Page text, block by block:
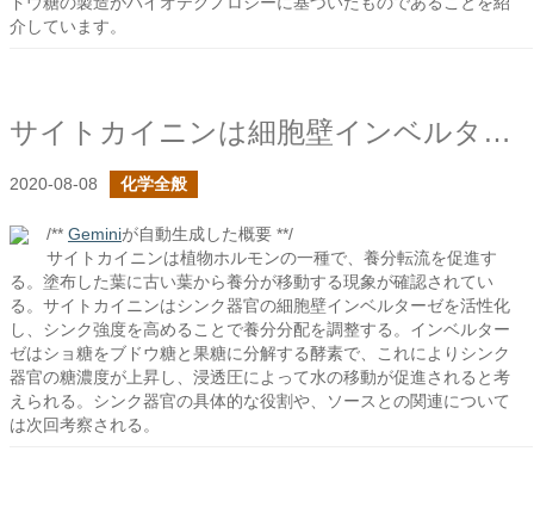
介しています。
サイトカイニンは細胞壁インベルターゼを活性化する
2020-08-08 化学全般
/** Geminiが自動生成した概要 **/
サイトカイニンは植物ホルモンの一種で、養分転流を促進す
る。塗布した葉に古い葉から養分が移動する現象が確認されてい
る。サイトカイニンはシンク器官の細胞壁インベルターゼを活性化
し、シンク強度を高めることで養分分配を調整する。インベルター
ゼはショ糖をブドウ糖と果糖に分解する酵素で、これによりシンク
器官の糖濃度が上昇し、浸透圧によって水の移動が促進されると考
えられる。シンク器官の具体的な役割や、ソースとの関連について
は次回考察される。